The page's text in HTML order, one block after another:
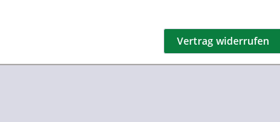
Vertrag widerrufen